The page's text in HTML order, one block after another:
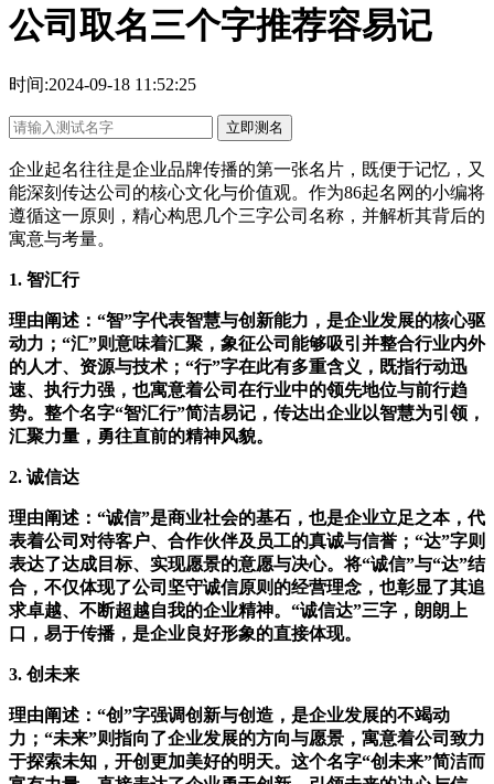
公司取名三个字推荐容易记
时间:2024-09-18 11:52:25
立即测名
企业起名往往是企业品牌传播的第一张名片，既便于记忆，又
能深刻传达公司的核心文化与价值观。作为86起名网的小编将
遵循这一原则，精心构思几个三字公司名称，并解析其背后的
寓意与考量。
1. 智汇行
理由阐述：“智”字代表智慧与创新能力，是企业发展的核心驱
动力；“汇”则意味着汇聚，象征公司能够吸引并整合行业内外
的人才、资源与技术；“行”字在此有多重含义，既指行动迅
速、执行力强，也寓意着公司在行业中的领先地位与前行趋
势。整个名字“智汇行”简洁易记，传达出企业以智慧为引领，
汇聚力量，勇往直前的精神风貌。
2. 诚信达
理由阐述：“诚信”是商业社会的基石，也是企业立足之本，代
表着公司对待客户、合作伙伴及员工的真诚与信誉；“达”字则
表达了达成目标、实现愿景的意愿与决心。将“诚信”与“达”结
合，不仅体现了公司坚守诚信原则的经营理念，也彰显了其追
求卓越、不断超越自我的企业精神。“诚信达”三字，朗朗上
口，易于传播，是企业良好形象的直接体现。
3. 创未来
理由阐述：“创”字强调创新与创造，是企业发展的不竭动
力；“未来”则指向了企业发展的方向与愿景，寓意着公司致力
于探索未知，开创更加美好的明天。这个名字“创未来”简洁而